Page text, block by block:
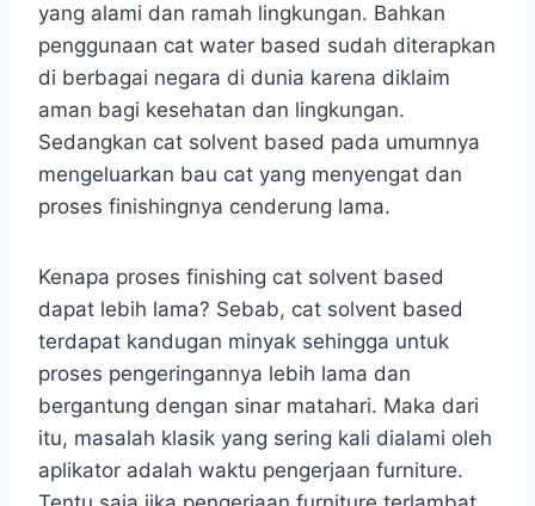
yang alami dan ramah lingkungan. Bahkan
penggunaan cat water based sudah diterapkan
di berbagai negara di dunia karena diklaim
aman bagi kesehatan dan lingkungan.
Sedangkan cat solvent based pada umumnya
mengeluarkan bau cat yang menyengat dan
proses finishingnya cenderung lama.
Kenapa proses finishing cat solvent based
dapat lebih lama? Sebab, cat solvent based
terdapat kandugan minyak sehingga untuk
proses pengeringannya lebih lama dan
bergantung dengan sinar matahari. Maka dari
itu, masalah klasik yang sering kali dialami oleh
aplikator adalah waktu pengerjaan furniture.